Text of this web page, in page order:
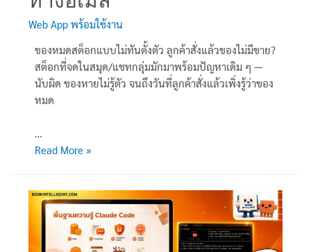
อัตโนมัติ
ผ่าน
อีเมล
Web App พร้อมใช้งาน
ของหมดสต็อกแบบไม่ทันตั้งตัว ลูกค้าสั่งแล้วของไม่มีขาย?
สต็อกที่จดในสมุด/แชทกลุ่มมักมาพร้อมปัญหาเดิม ๆ —
นับผิด ของหายไม่รู้ตัว จนถึงวันที่ลูกค้าสั่งแล้วเพิ่งรู้ว่าของ
หมด
…
[Web
ใช้
งาน]
จัด
Read More »